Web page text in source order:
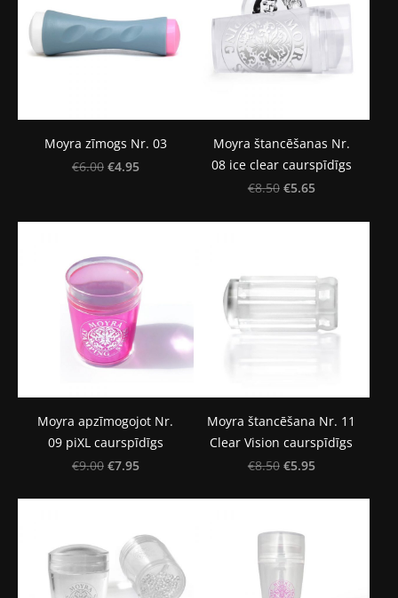
Moyra zīmogs Nr. 03
€6.00 €4.95
Moyra štancēšanas Nr.
08 ice clear caurspīdīgs
€8.50 €5.65
Moyra apzīmogojot Nr.
09 piXL caurspīdīgs
€9.00 €7.95
Moyra štancēšana Nr. 11
Clear Vision caurspīdīgs
€8.50 €5.95